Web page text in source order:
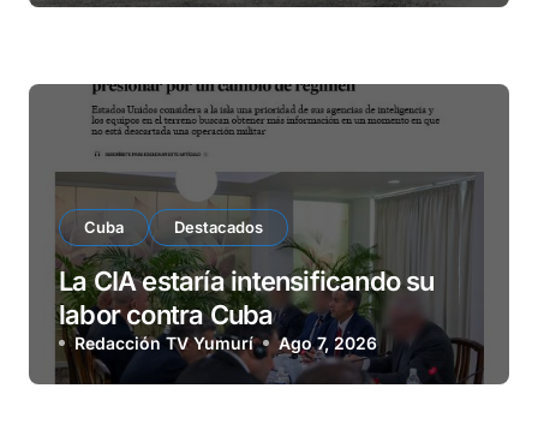
Cuba Destacados
La CIA estaría intensificando su
labor contra Cuba
Redacción TV Yumurí Ago 7, 2026